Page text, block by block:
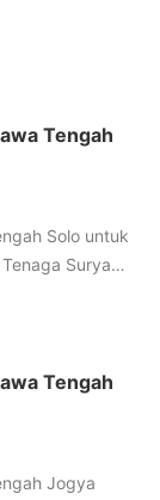
Tengah
Solo untuk
Surya…
Tengah
Jogya